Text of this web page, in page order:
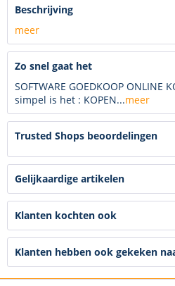
Beschrijving
meer
Zo snel gaat het
SOFTWARE GOEDKOOP ONLINE
simpel is het : KOPEN...meer
Trusted Shops beoordelingen
Gelijkaardige artikelen
Klanten kochten ook
Klanten hebben ook gekeken